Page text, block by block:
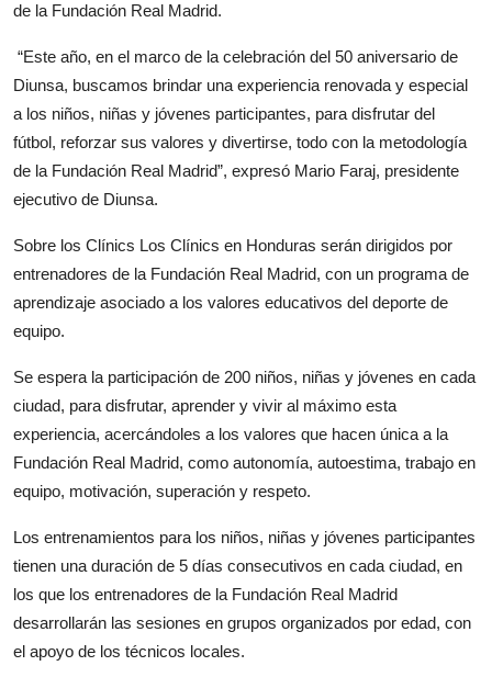
de la Fundación Real Madrid.
“Este año, en el marco de la celebración del 50 aniversario de
Diunsa, buscamos brindar una experiencia renovada y especial
a los niños, niñas y jóvenes participantes, para disfrutar del
fútbol, reforzar sus valores y divertirse, todo con la metodología
de la Fundación Real Madrid”, expresó Mario Faraj, presidente
ejecutivo de Diunsa.
Sobre los Clínics Los Clínics en Honduras serán dirigidos por
entrenadores de la Fundación Real Madrid, con un programa de
aprendizaje asociado a los valores educativos del deporte de
equipo.
Se espera la participación de 200 niños, niñas y jóvenes en cada
ciudad, para disfrutar, aprender y vivir al máximo esta
experiencia, acercándoles a los valores que hacen única a la
Fundación Real Madrid, como autonomía, autoestima, trabajo en
equipo, motivación, superación y respeto.
Los entrenamientos para los niños, niñas y jóvenes participantes
tienen una duración de 5 días consecutivos en cada ciudad, en
los que los entrenadores de la Fundación Real Madrid
desarrollarán las sesiones en grupos organizados por edad, con
el apoyo de los técnicos locales.